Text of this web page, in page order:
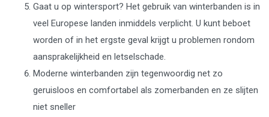
Gaat u op wintersport? Het gebruik van winterbanden is in
veel Europese landen inmiddels verplicht. U kunt beboet
worden of in het ergste geval krijgt u problemen rondom
aansprakelijkheid en letselschade.
Moderne winterbanden zijn tegenwoordig net zo
geruisloos en comfortabel als zomerbanden en ze slijten
niet sneller